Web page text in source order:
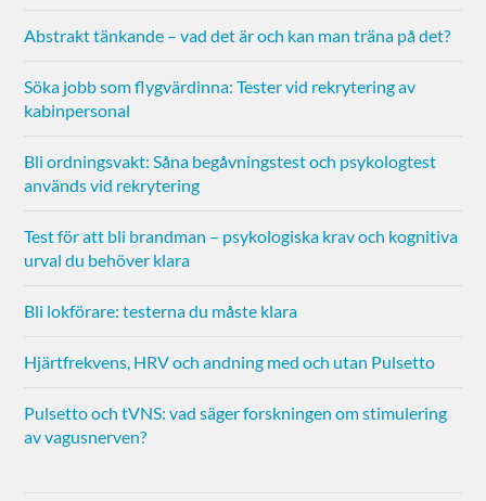
Abstrakt tänkande – vad det är och kan man träna på det?
Söka jobb som flygvärdinna: Tester vid rekrytering av
kabinpersonal
Bli ordningsvakt: Såna begåvningstest och psykologtest
används vid rekrytering
Test för att bli brandman – psykologiska krav och kognitiva
urval du behöver klara
Bli lokförare: testerna du måste klara
Hjärtfrekvens, HRV och andning med och utan Pulsetto
Pulsetto och tVNS: vad säger forskningen om stimulering
av vagusnerven?